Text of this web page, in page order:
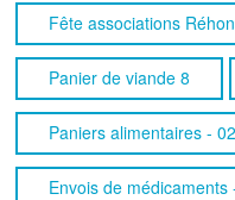
Fête associations
Panier de viande 8
Paniers alimentaires -
Envois de médicaments